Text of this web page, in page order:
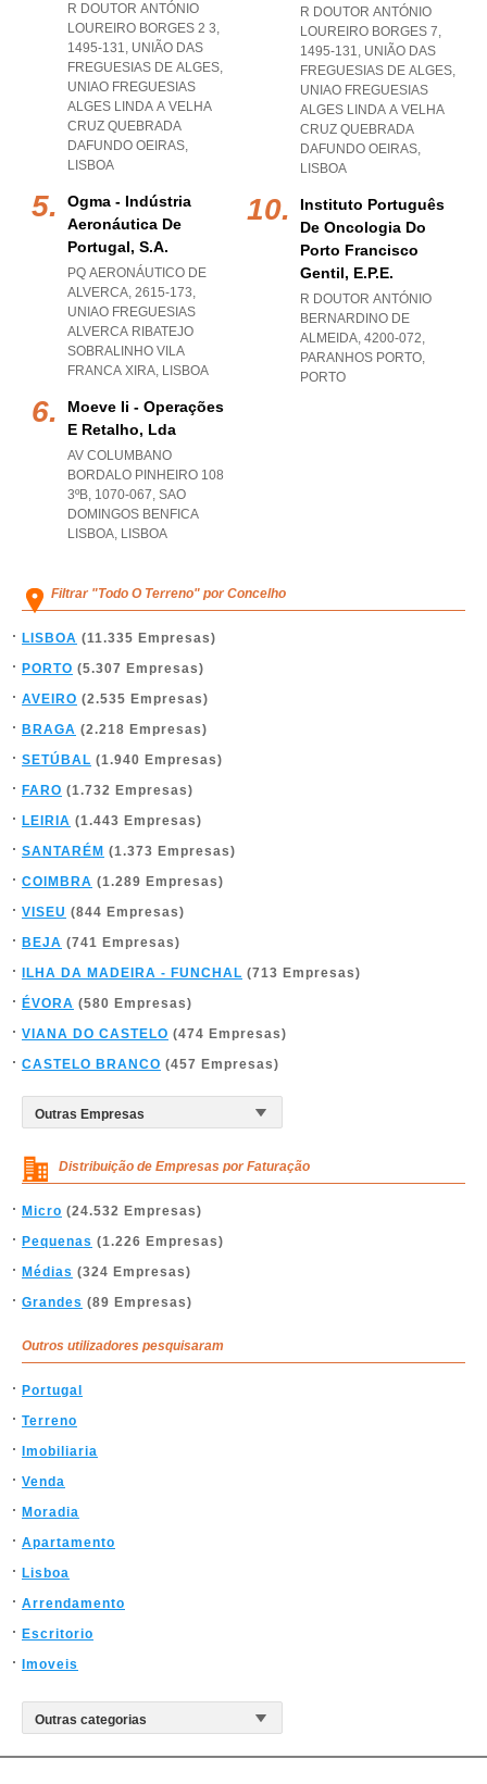
R DOUTOR ANTÓNIO
LOUREIRO BORGES 2 3,
1495-131, UNIÃO DAS
FREGUESIAS DE ALGES,
UNIAO FREGUESIAS
ALGES LINDA A VELHA
CRUZ QUEBRADA
DAFUNDO OEIRAS,
LISBOA
Ogma - Indústria
Aeronáutica De
Portugal, S.a.
PQ AERONÁUTICO DE
ALVERCA, 2615-173,
UNIAO FREGUESIAS
ALVERCA RIBATEJO
SOBRALINHO VILA
FRANCA XIRA, LISBOA
Moeve Ii - Operações
E Retalho, Lda
AV COLUMBANO
BORDALO PINHEIRO 108
3ºB, 1070-067, SAO
DOMINGOS BENFICA
LISBOA, LISBOA
R DOUTOR ANTÓNIO
LOUREIRO BORGES 7,
1495-131, UNIÃO DAS
FREGUESIAS DE ALGES,
UNIAO FREGUESIAS
ALGES LINDA A VELHA
CRUZ QUEBRADA
DAFUNDO OEIRAS,
LISBOA
Instituto Português
De Oncologia Do
Porto Francisco
Gentil, E.p.e.
R DOUTOR ANTÓNIO
BERNARDINO DE
ALMEIDA, 4200-072,
PARANHOS PORTO,
PORTO
Filtrar "Todo O Terreno" por Concelho
LISBOA (11.335 Empresas)
PORTO (5.307 Empresas)
AVEIRO (2.535 Empresas)
BRAGA (2.218 Empresas)
SETÚBAL (1.940 Empresas)
FARO (1.732 Empresas)
LEIRIA (1.443 Empresas)
SANTARÉM (1.373 Empresas)
COIMBRA (1.289 Empresas)
VISEU (844 Empresas)
BEJA (741 Empresas)
ILHA DA MADEIRA - FUNCHAL (713 Empresas)
ÉVORA (580 Empresas)
VIANA DO CASTELO (474 Empresas)
CASTELO BRANCO (457 Empresas)
Distribuição de Empresas por Faturação
Micro (24.532 Empresas)
Pequenas (1.226 Empresas)
Médias (324 Empresas)
Grandes (89 Empresas)
Outros utilizadores pesquisaram
Portugal
Terreno
Imobiliaria
Venda
Moradia
Apartamento
Lisboa
Arrendamento
Escritorio
Imoveis